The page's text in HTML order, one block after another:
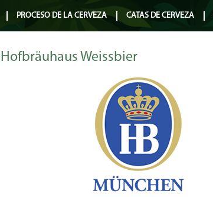
PROCESO DE LA CERVEZA CATAS DE CERVEZA
Hofbräuhaus Weissbier